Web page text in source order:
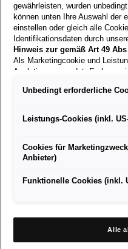
Zurück zur
Suche
29.04.2024
Starte deine Lehre im
Lehrzeit 3,5 Jahre
gewährleisten, wurden
können unten Ihre Auswahl der
einstellen oder gleich alle
Identifikationsdaten durch
Hinweis zur gemäß Art 49
Als Marketingcookie und
Analytics verwendet. Es kann
die USA (insbesondere dort an
gleichwertiges
Angemessenheitsbeschluss
Betroffener in den USA nicht
USA keine
Sicherheitsbehörden einen
Eingriffe in Ihre persönlichen
Art 49 Abs 1 lit a) DSGVO
Unbedingt erforderliche
Leistungs-Cookies (inkl.
Cookies für
Anbieter)
Funktionelle Cookies (inkl.
Alle